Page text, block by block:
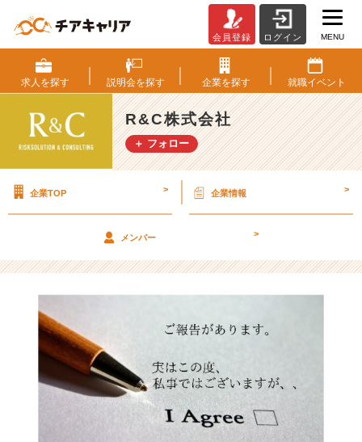
卒
日
記】
初
契
約
か
ま
た！
式
会
会員登録 ログイン MENU
求人を探す 説明会を探す 企業を探す 就職イベント
R&C株式会社
＋ フォロー
企業TOP > 企業情報 >
メンバー >